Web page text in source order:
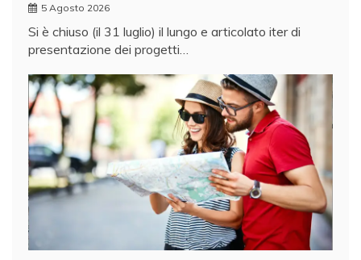
5 Agosto 2026
Si è chiuso (il 31 luglio) il lungo e articolato iter di
presentazione dei progetti…